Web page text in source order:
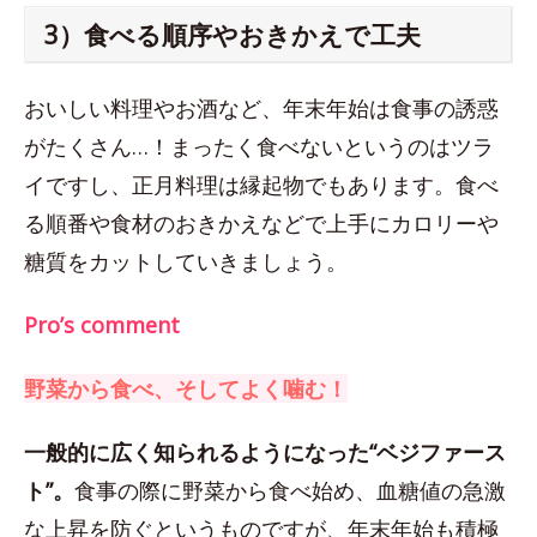
3）食べる順序やおきかえで工夫
おいしい料理やお酒など、年末年始は食事の誘惑
がたくさん…！まったく食べないというのはツラ
イですし、正月料理は縁起物でもあります。食べ
る順番や食材のおきかえなどで上手にカロリーや
糖質をカットしていきましょう。
Pro’s comment
野菜から食べ、そしてよく噛む！
一般的に広く知られるようになった“ベジファース
ト”。 食事の際に野菜から食べ始め、血糖値の急激
な上昇を防ぐというものですが、年末年始も積極